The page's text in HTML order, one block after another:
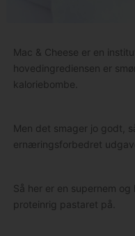
Mac & Cheese er en
hovedingrediensen er
kaloriebombe.
Men det smager jo godt,
ernæringsforbedret
Så her er en supernem
proteinrig pastaret på.